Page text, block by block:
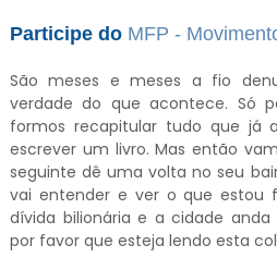
Participe do MFP -
São meses e meses a fio
verdade do que acontece. Só
formos recapitular tudo que já
escrever um livro. Mas então
seguinte dê uma volta no seu
vai entender e ver o que estou
dívida bilionária e a cidade
por favor que esteja lendo esta